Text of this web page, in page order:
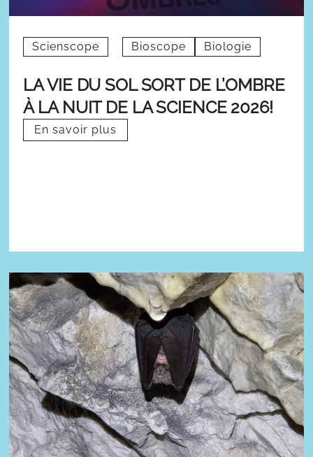
Scienscope Bioscope Biologie
LA VIE DU SOL SORT DE L’OMBRE
À LA NUIT DE LA SCIENCE 2026!
En savoir plus